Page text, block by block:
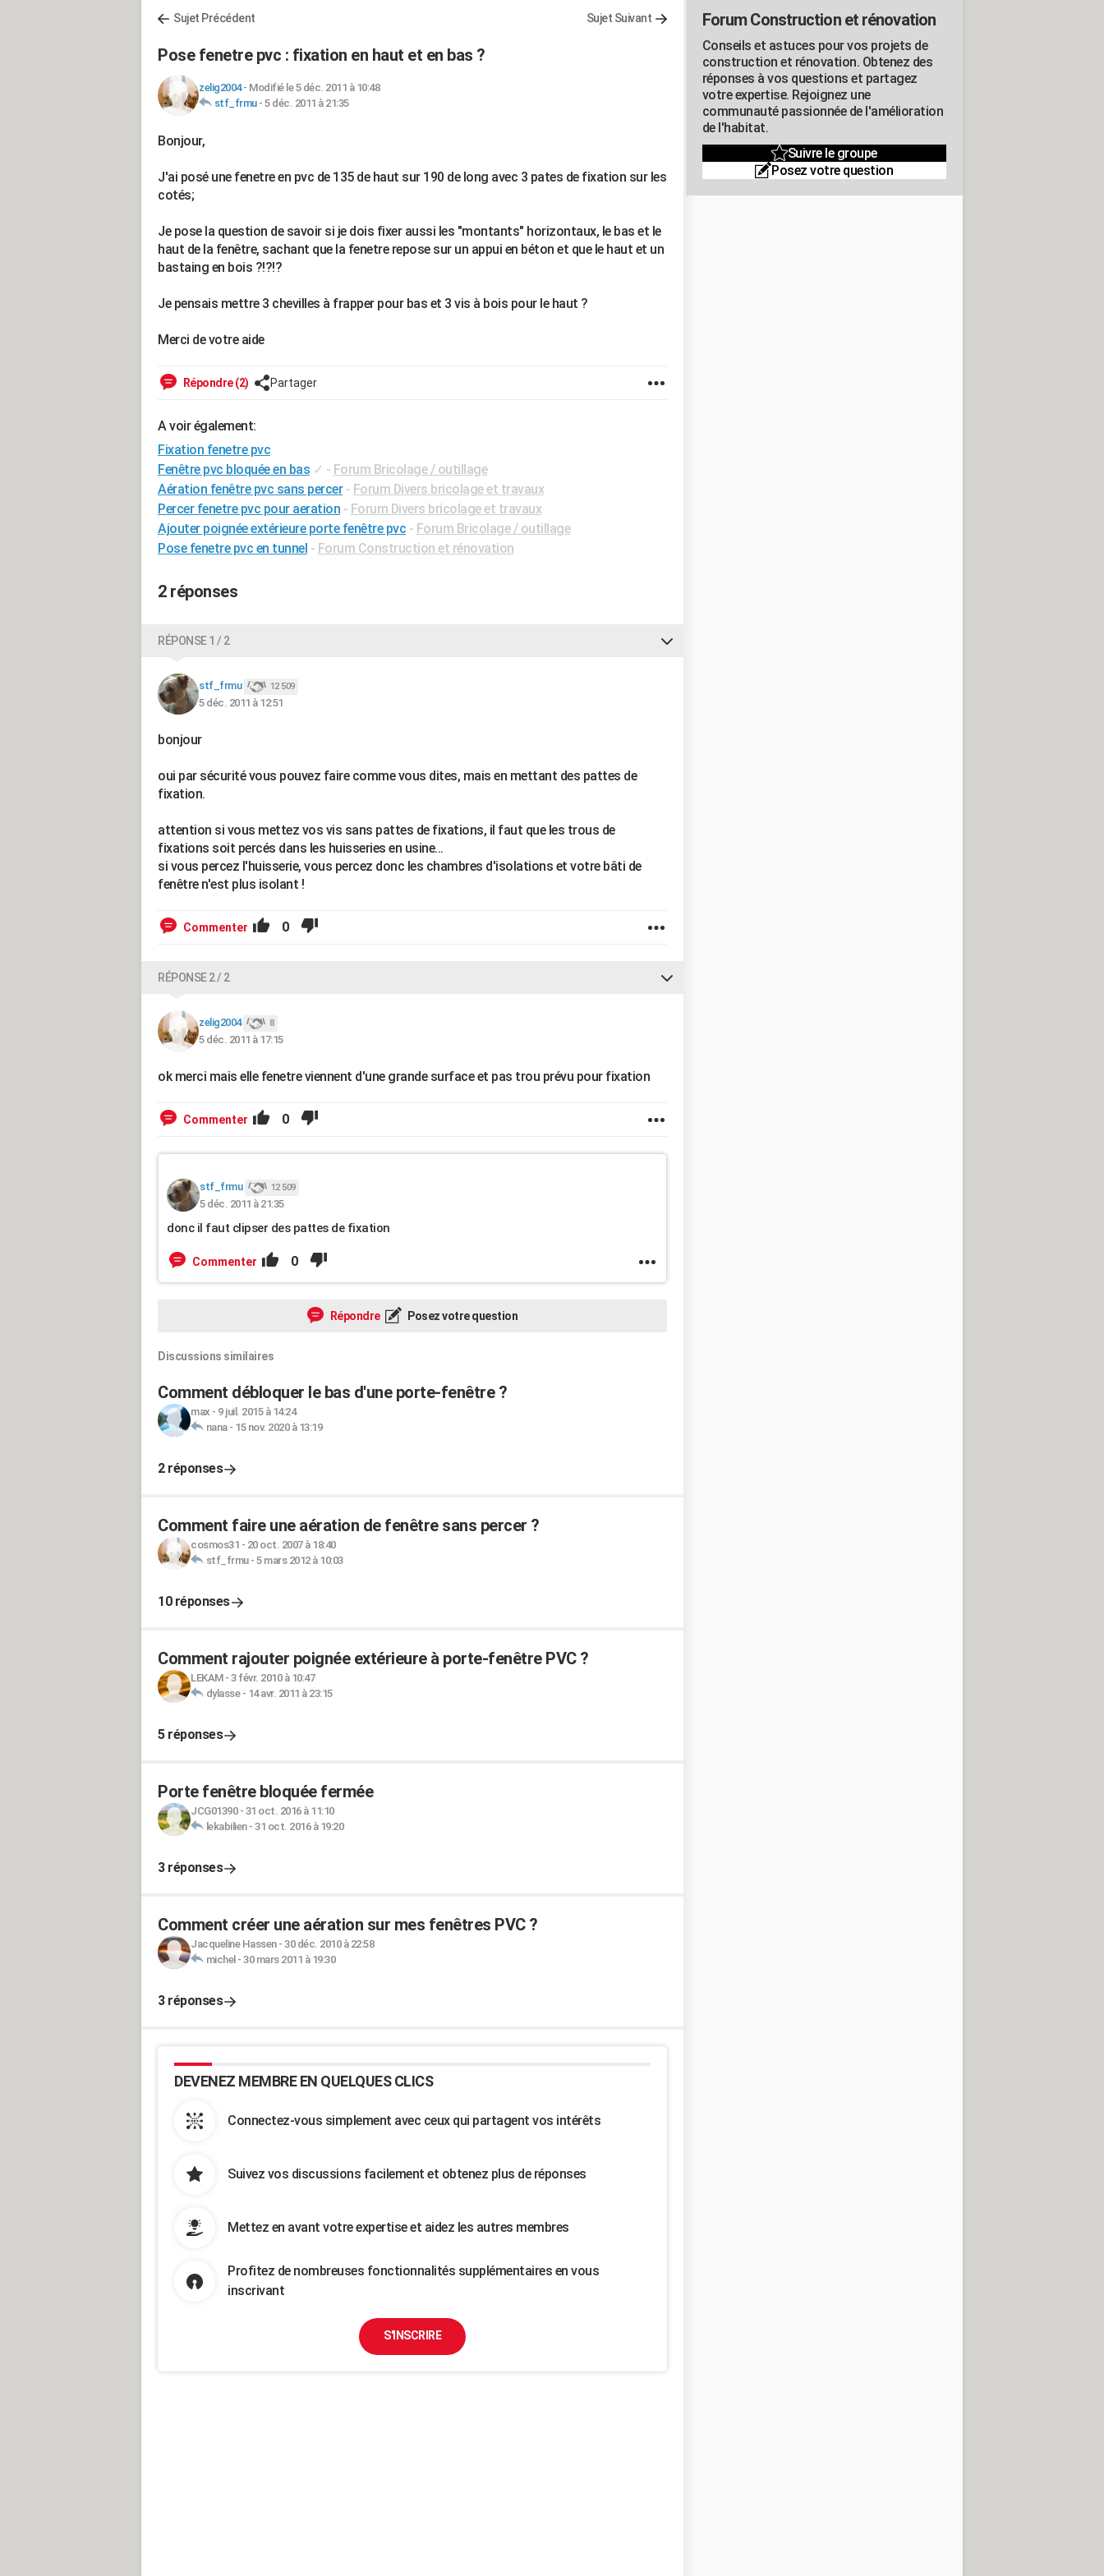
Sujet Précédent Sujet Suivant
Pose fenetre pvc : fixation en haut et en bas ?
zelig2004- Modifié le 5 déc. 2011 à 10:48
stf_frmu- 5 déc. 2011 à 21:35
Bonjour,
J'ai posé une fenetre en pvc de 135 de haut sur 190 de long avec 3 pates de fixation sur les
cotés;
Je pose la question de savoir si je dois fixer aussi les "montants" horizontaux, le bas et le
haut de la fenêtre, sachant que la fenetre repose sur un appui en béton et que le haut et un
bastaing en bois ?!?!?
Je pensais mettre 3 chevilles à frapper pour bas et 3 vis à bois pour le haut ?
Merci de votre aide
Répondre (2) Partager
A voir également:
Fixation fenetre pvc
Fenêtre pvc bloquée en bas ✓ - Forum Bricolage / outillage
Aération fenêtre pvc sans percer - Forum Divers bricolage et travaux
Percer fenetre pvc pour aeration - Forum Divers bricolage et travaux
Ajouter poignée extérieure porte fenêtre pvc - Forum Bricolage / outillage
Pose fenetre pvc en tunnel - Forum Construction et rénovation
2 réponses
RÉPONSE 1 / 2
stf_frmu 12 509
5 déc. 2011 à 12:51
bonjour
oui par sécurité vous pouvez faire comme vous dites, mais en mettant des pattes de
fixation.
attention si vous mettez vos vis sans pattes de fixations, il faut que les trous de
fixations soit percés dans les huisseries en usine...
si vous percez l'huisserie, vous percez donc les chambres d'isolations et votre bâti de
fenêtre n'est plus isolant !
Commenter 0
RÉPONSE 2 / 2
zelig2004 8
5 déc. 2011 à 17:15
ok merci mais elle fenetre viennent d'une grande surface et pas trou prévu pour fixation
Commenter 0
stf_frmu 12 509
5 déc. 2011 à 21:35
donc il faut clipser des pattes de fixation
Commenter 0
Répondre Posez votre question
Discussions similaires
Comment débloquer le bas d'une porte-fenêtre ?
max - 9 juil. 2015 à 14:24
nana- 15 nov. 2020 à 13:19
2 réponses
Comment faire une aération de fenêtre sans percer ?
cosmos31 - 20 oct. 2007 à 18:40
stf_frmu- 5 mars 2012 à 10:03
10 réponses
Comment rajouter poignée extérieure à porte-fenêtre PVC ?
LEKAM- 3 févr. 2010 à 10:47
dylasse- 14 avr. 2011 à 23:15
5 réponses
Porte fenêtre bloquée fermée
JCG01390- 31 oct. 2016 à 11:10
lekabilien- 31 oct. 2016 à 19:20
3 réponses
Comment créer une aération sur mes fenêtres PVC ?
Jacqueline Hassen- 30 déc. 2010 à 22:58
michel - 30 mars 2011 à 19:30
3 réponses
DEVENEZ MEMBRE EN QUELQUES CLICS
Connectez-vous simplement avec ceux qui partagent vos intérêts
Suivez vos discussions facilement et obtenez plus de réponses
Mettez en avant votre expertise et aidez les autres membres
Profitez de nombreuses fonctionnalités supplémentaires en vous
inscrivant
S'INSCRIRE
Forum Construction et rénovation
Conseils et astuces pour vos projets de
construction et rénovation. Obtenez des
réponses à vos questions et partagez
votre expertise. Rejoignez une
communauté passionnée de l'amélioration
de l'habitat.
Suivre le groupe
Posez votre question